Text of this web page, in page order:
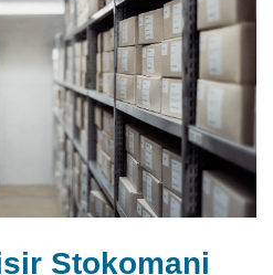
Stokomani